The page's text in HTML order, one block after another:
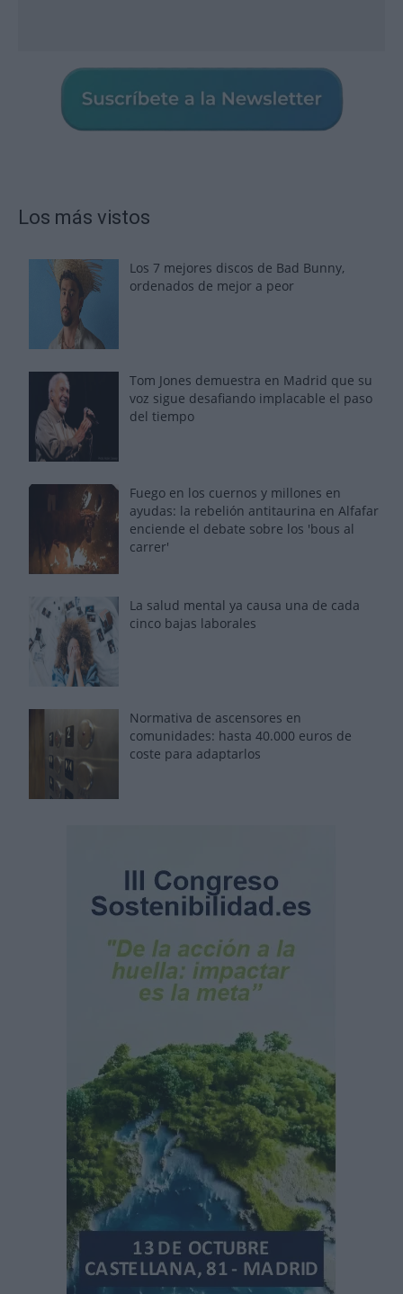
Los más vistos
Los 7 mejores discos de Bad Bunny,
ordenados de mejor a peor
Tom Jones demuestra en Madrid que su
voz sigue desafiando implacable el paso
del tiempo
Fuego en los cuernos y millones en
ayudas: la rebelión antitaurina en Alfafar
enciende el debate sobre los 'bous al
carrer'
La salud mental ya causa una de cada
cinco bajas laborales
Normativa de ascensores en
comunidades: hasta 40.000 euros de
coste para adaptarlos